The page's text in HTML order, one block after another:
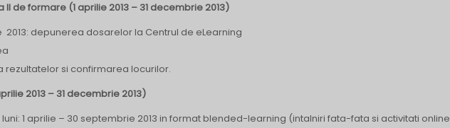
de formare (1 aprilie 2013 – 31 decembrie 2013)
2013: depunerea dosarelor la Centrul de eLearning
rezultatelor si confirmarea locurilor.
2013 – 31 decembrie 2013)
luni: 1 aprilie – 30 septembrie 2013 in format blended-learning (intalniri fata-fata si activitati online